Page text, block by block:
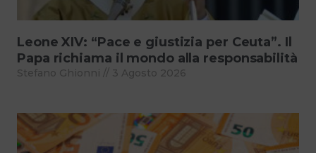
Leone XIV: “Pace e giustizia per Ceuta”. Il
Papa richiama il mondo alla responsabilità
Stefano Ghionni 3 Agosto 2026